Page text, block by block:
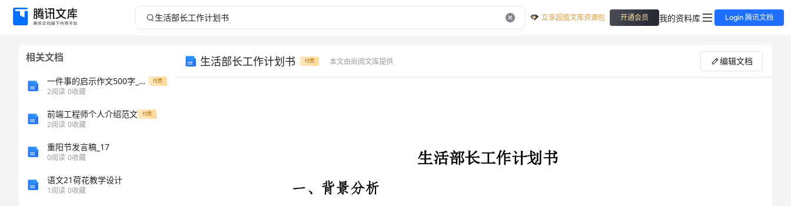
生
立享超值文库资源包 开通会员 我的资料库 Login 腾讯文档
相关文档
一件事的启示作文500字_一件事的启示初中作文6篇 付费
2阅读 0收藏
前端工程师个人介绍范文 付费
2阅读 0收藏
重阳节发言稿_17
0阅读 0收藏
语文21荷花教学设计
1阅读 0收藏
生活部长工作计划书 付费 本文由尚阅文库提供 编辑文档